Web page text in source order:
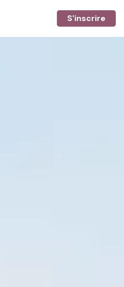
S'inscrire